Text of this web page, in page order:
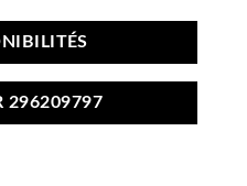
296209797